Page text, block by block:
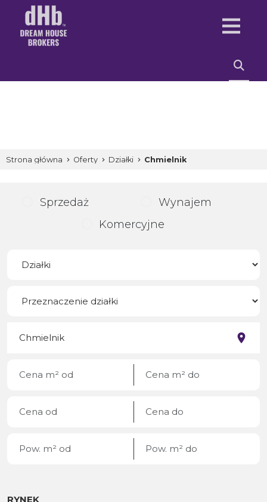
Strona główna Oferty Działki Chmielnik
Sprzedaż
Wynajem
Komercyjne
RYNEK